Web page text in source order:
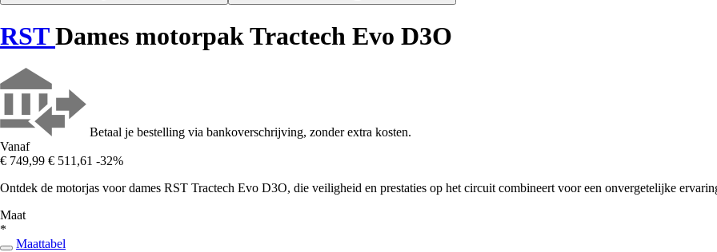
RSTDames motorpak Tractech Evo D3O
Betaal je bestelling via bankoverschrijving, zonder extra kosten.
Vanaf
€ 749,99 € 511,61 -32%
Ontdek de motorjas voor dames RST Tractech Evo D3O, die veiligheid en prestaties op het circuit combineert voor een onvergetelijke
Maat
*
Maattabel